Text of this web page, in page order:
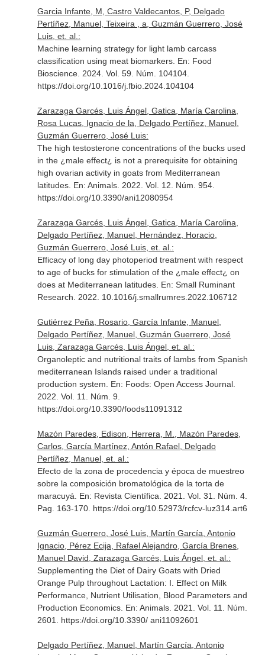
Garcia Infante, M, Castro Valdecantos, P, Delgado
Pertíñez, Manuel, Teixeira , a, Guzmán Guerrero, José
Luis, et. al.:
Machine learning strategy for light lamb carcass
classification using meat biomarkers. En: Food
Bioscience. 2024. Vol. 59. Núm. 104104.
https://doi.org/10.1016/j.fbio.2024.104104
Zarazaga Garcés, Luis Ángel, Gatica, María Carolina,
Rosa Lucas, Ignacio de la, Delgado Pertíñez, Manuel,
Guzmán Guerrero, José Luis:
The high testosterone concentrations of the bucks used
in the ¿male effect¿ is not a prerequisite for obtaining
high ovarian activity in goats from Mediterranean
latitudes. En: Animals. 2022. Vol. 12. Núm. 954.
https://doi.org/10.3390/ani12080954
Zarazaga Garcés, Luis Ángel, Gatica, María Carolina,
Delgado Pertíñez, Manuel, Hernández, Horacio,
Guzmán Guerrero, José Luis, et. al.:
Efficacy of long day photoperiod treatment with respect
to age of bucks for stimulation of the ¿male effect¿ on
does at Mediterranean latitudes. En: Small Ruminant
Research . 2022. 10.1016/j.smallrumres.2022.106712
Gutiérrez Peña, Rosario, García Infante, Manuel,
Delgado Pertíñez, Manuel, Guzmán Guerrero, José
Luis, Zarazaga Garcés, Luis Ángel, et. al.:
Organoleptic and nutritional traits of lambs from Spanish
mediterranean Islands raised under a traditional
production system. En: Foods: Open Access Journal.
2022. Vol. 11. Núm. 9.
https://doi.org/10.3390/foods11091312
Mazón Paredes, Edison, Herrera, M., Mazón Paredes,
Carlos, García Martínez, Antón Rafael, Delgado
Pertíñez, Manuel, et. al.:
Efecto de la zona de procedencia y época de muestreo
sobre la composición bromatológica de la torta de
maracuyá. En: Revista Científica . 2021. Vol. 31. Núm. 4.
Pag. 163-170. https://doi.org/10.52973/rcfcv-luz314.art6
Guzmán Guerrero, José Luis, Martín García, Antonio
Ignacio, Pérez Ecija, Rafael Alejandro, García Brenes,
Manuel David, Zarazaga Garcés, Luis Ángel, et. al.:
Supplementing the Diet of Dairy Goats with Dried
Orange Pulp throughout Lactation: I. Effect on Milk
Performance, Nutrient Utilisation, Blood Parameters and
Production Economics. En: Animals. 2021. Vol. 11. Núm.
2601. https://doi.org/10.3390/ ani11092601
Delgado Pertíñez, Manuel, Martín García, Antonio